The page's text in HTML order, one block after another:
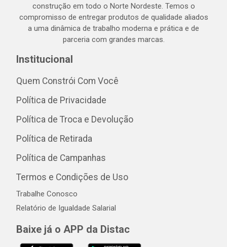
construção em todo o Norte Nordeste. Temos o
compromisso de entregar produtos de qualidade aliados
a uma dinâmica de trabalho moderna e prática e de
parceria com grandes marcas.
Institucional
Quem Constrói Com Você
Política de Privacidade
Política de Troca e Devolução
Política de Retirada
Política de Campanhas
Termos e Condições de Uso
Trabalhe Conosco
Relatório de Igualdade Salarial
Baixe já o APP da Distac